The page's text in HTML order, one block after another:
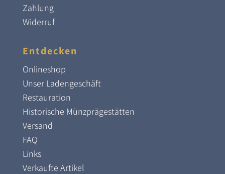
Zahlung
Widerruf
Entdecken
Onlineshop
Unser Ladengeschäft
Restauration
Historische Münzprägestätten
Versand
FAQ
Links
Verkaufte Artikel